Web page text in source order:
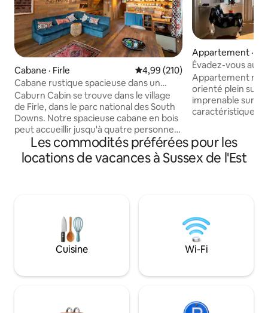
Cabane · Firle Note moyenne de 4,99 sur 5,
4,99 (210)
Cabane rustique spacieuse dans un
magnifique parc national
Caburn Cabin se trouve dans le village
de Firle, dans le parc national des South
Downs. Notre spacieuse cabane en bois
peut accueillir jusqu'à quatre personnes.
Elle a un charme rustique chaleureux
tout en étant entièrement équipée avec
des équipements modernes. Il y a une
cabane. Le pub local et le magasin du
village sont à seulement 10 minutes à
pied. Parfait pour les mariages de
Glyndebourne, Charleston et Firle ou
ou Brighton.
Appartement ·
Évadez-vous au
Appartement
orienté plein sud
imprenable sur la
caractéristiques
les reflets de la
Entre St
à 30 secondes de la plage
que tel, vue sur la
folle ! Il y a des places de stationnement
gratuit à
Les commodités préférées pour les
locations de vacances à Sussex de l'Est
Cuisine Wi-Fi